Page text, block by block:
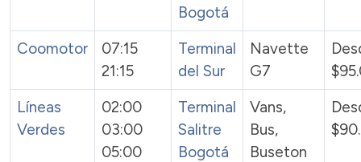
Bogotá
Coomotor
07:15
21:15
Terminal
del Sur
Navette
G7
Líneas
Verdes
02:00
03:00
05:00
Terminal
Salitre
Bogotá
Vans,
Bus,
Buseton